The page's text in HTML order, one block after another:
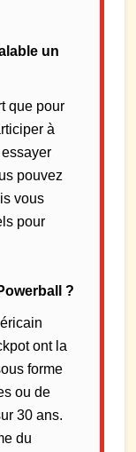
un
que pour
à
pouvez
vous
pour
?
ont la
forme
ou de
30 ans.
du